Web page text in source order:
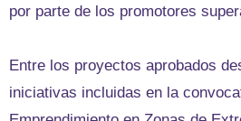
por parte de los promotores
Entre los proyectos aprobados
iniciativas incluidas en la